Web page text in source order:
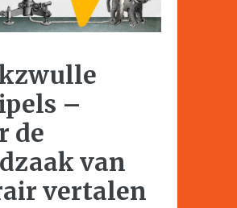
–
de
van
vertalen